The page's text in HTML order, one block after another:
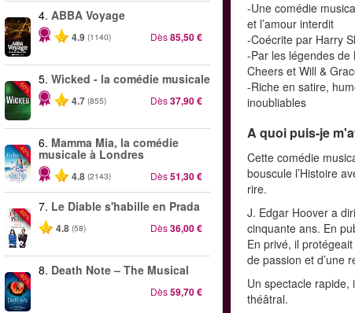
4. ABBA Voyage
4.9 (1140) Dès85,50 €
-50%
5. Wicked - la comédie musicale
4.7 (855) Dès37,90 €
-40%
6. Mamma Mia, la comédie
musicale à Londres
4.8 (2143) Dès51,30 €
-50%
7. Le Diable s'habille en Prada
4.8 (58) Dès36,00 €
-40%
8. Death Note – The Musical
Dès59,70 €
-Une comédie
et l’amour interdit
-Coécrite par Harry
-Par les légendes
Cheers et Will &
-Riche en satire,
inoubliables
A quoi puis-je
Cette comédie
bouscule l’Histoire
rire.
J. Edgar Hoover a
cinquante ans. En
En privé, il
de passion et d’une
Un spectacle rapide,
théâtral.